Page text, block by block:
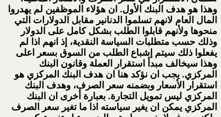
وهذا هو هدف البنك الأول. ان هؤلاء الموظفين لم يهدروا
المال العام لانهم تسلموا الدنانير مقابل الدولارات التي
منحوها ولأنهم قابلوا الطلب بشكل كامل على الدولار
وذلك حسب متطلبات السياسة النقدية، إذ انهم اذا لم
يفعلوا ذلك سيتم إشباع الطلب من السوق بسعر اعلى
وهذا سيخالف مبدأ استقرار العملة وقانون البنك
المركزي. يجب ان نؤكد هنا ان هدف البنك المركزي هو
استقرار الأسعار وبضمنه سعر الصرف، وهدف البنك
المركزي ليس تمويل التجارة. بعبارة أخرى ان البنك
المركزي يمكن ان يغير سياسته اذا ما تغير سعر الصرف